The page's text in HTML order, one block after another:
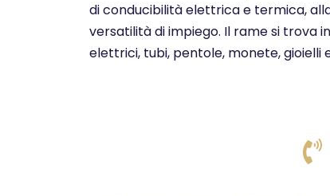
di conducibilità elettrica e termica,
versatilità di impiego. Il rame si trova
elettrici, tubi, pentole, monete,